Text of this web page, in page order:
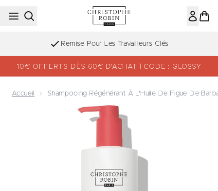
Passer au contenu principal
Remise Pour Les Travailleurs Clés
10€ OFFERTS DÈS 60€ D’ACHAT | CODE : GLOSSY
Accueil Shampooing Régénérant À L'Huile De Figue De
Now showing image 1 Shampooing Régénérant à l'Huile